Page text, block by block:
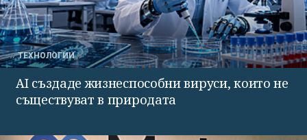
ТЕХНОЛОГИИ
AI създаде жизнеспособни вируси, които не
съществуват в природата